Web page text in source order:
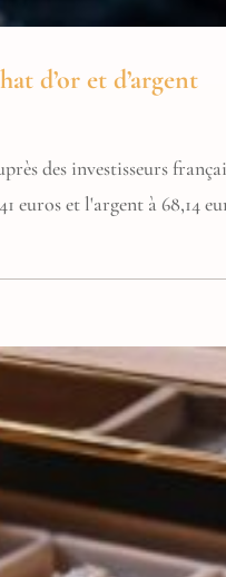
d’or et d’argent
des investisseurs
euros et l'argent à 68,14